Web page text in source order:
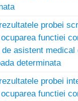
probei
functiei
asistent medical
determinata
probei
functiei